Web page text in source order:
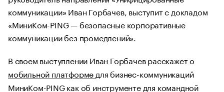
коммуникации» Иван Горбачев, выступит с докладом
«МиниКом-PING — безопасные корпоративные
коммуникации без промедлений».
В своем выступлении Иван Горбачев расскажет о
мобильной платформе для бизнес-коммуникаций
МиниКом-PING как об инструменте для командной